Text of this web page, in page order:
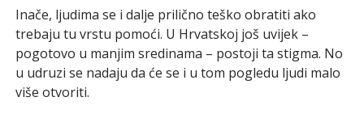
Inače, ljudima se i dalje prilično teško obratiti ako
trebaju tu vrstu pomoći. U Hrvatskoj još uvijek –
pogotovo u manjim sredinama – postoji ta stigma. No
u udruzi se nadaju da će se i u tom pogledu ljudi malo
više otvoriti.